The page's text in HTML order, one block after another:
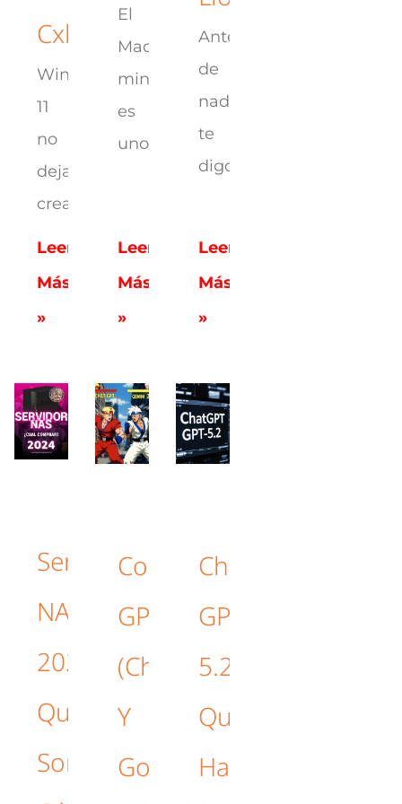
Cxh:localonly
Windows
11
no
deja
crear
Leer
Más
»
El
Mac
mini
es
uno
Leer
Más
»
Antes
de
nada,
te
digo
Leer
Más
»
Servidores
NAS
2026:
Qué
Son,
Comparativa:
GPT‑5.2
(ChatGPT)
Y
Google
ChatGPT
GPT-
5.2,
Que
Hace